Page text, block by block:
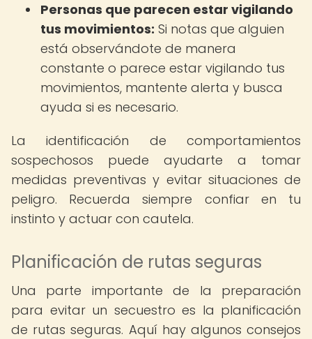
Personas que parecen estar vigilando
tus movimientos: Si notas que alguien
está observándote de manera
constante o parece estar vigilando tus
movimientos, mantente alerta y busca
ayuda si es necesario.
La identificación de comportamientos
sospechosos puede ayudarte a tomar
medidas preventivas y evitar situaciones de
peligro. Recuerda siempre confiar en tu
instinto y actuar con cautela.
Planificación de rutas seguras
Una parte importante de la preparación
para evitar un secuestro es la planificación
de rutas seguras. Aquí hay algunos consejos